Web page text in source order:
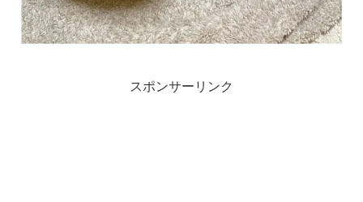
スポンサーリンク